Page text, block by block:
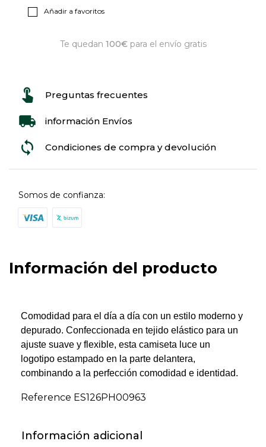
Añadir a favoritos
Te quedan 100€para el envío gratis
Preguntas frecuentes
información Envíos
Condiciones de compra y devolución
Somos de confianza:
Información del producto
Comodidad para el día a día con un estilo moderno y
depurado. Confeccionada en tejido elástico para un
ajuste suave y flexible, esta camiseta luce un
logotipo estampado en la parte delantera,
combinando a la perfección comodidad e identidad.
Reference ES126PH00963
Información adicional